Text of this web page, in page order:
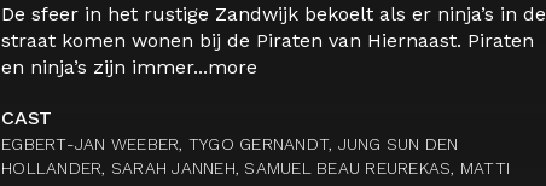
De sfeer in het rustige Zandwijk bekoelt als er ninja’s in de
straat komen wonen bij de Piraten van Hiernaast. Piraten
en ninja’s zijn immer...more
CAST
EGBERT-JAN WEEBER, TYGO GERNANDT, JUNG SUN DEN
HOLLANDER, SARAH JANNEH, SAMUEL BEAU REUREKAS, MATTI